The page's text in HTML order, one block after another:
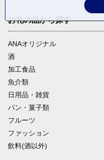
お礼の品から探す
ANAオリジナル
酒
加工食品
魚介類
日用品・雑貨
パン・菓子類
フルーツ
ファッション
飲料(酒以外)